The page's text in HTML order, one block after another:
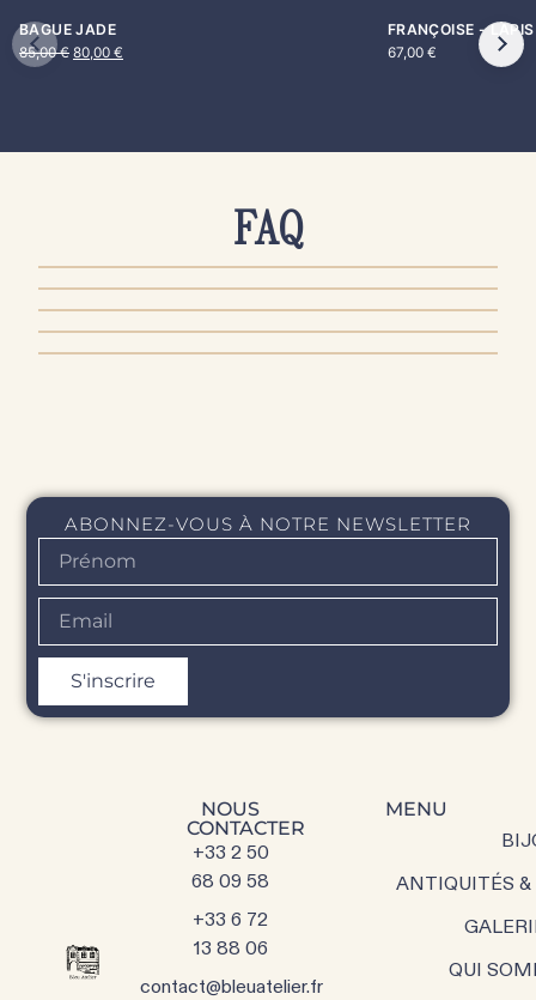
BAGUE JADE
85,00€ 80,00 €
FRANÇOISE -
67,00 €
FAQ
AUTHENTICITÉ & QUALITÉ
PRODUITS & ENTRETIEN
COMMANDE & PAIEMENT
LIVRAISON & EXPÉDITION
RETOUR & REMBOURSEMENT
ABONNEZ-VOUS À NOTRE NEWSLETTER
S'inscrire
NOUS
CONTACTER
+33 2 50
68 09 58
+33 6 72
13 88 06
contact@bleuatelier.fr
MENU
ANTIQUITÉS
QUI